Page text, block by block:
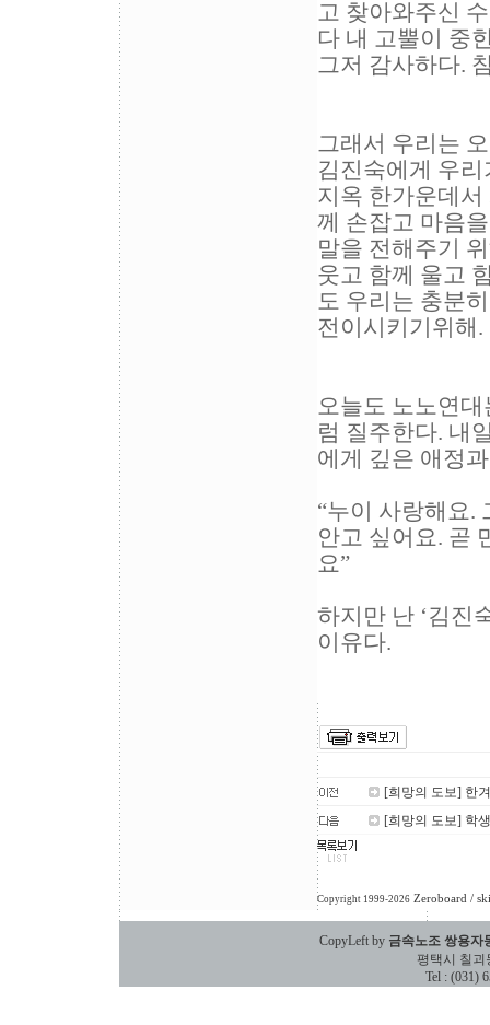
고 찾아와주신
다 내 고뿔이 중
그저 감사하다.
그래서 우리는
김진숙에게 우
지옥 한가운데
께 손잡고 마음
말을 전해주기
웃고 함께 울고
도 우리는 충분
전이시키기위해.
오늘도 노노연
럼 질주한다. 내
에게 깊은 애정
“누이 사랑해요.
안고 싶어요. 곧
요”
하지만 난 ‘김진
이유다.
[희망의 도보] 한
[희망의 도보] 학
Copyright 1999-2026 Zeroboard /
CopyLeft by 금속노조 쌍용자
평택시 칠괴동
Tel : (031)